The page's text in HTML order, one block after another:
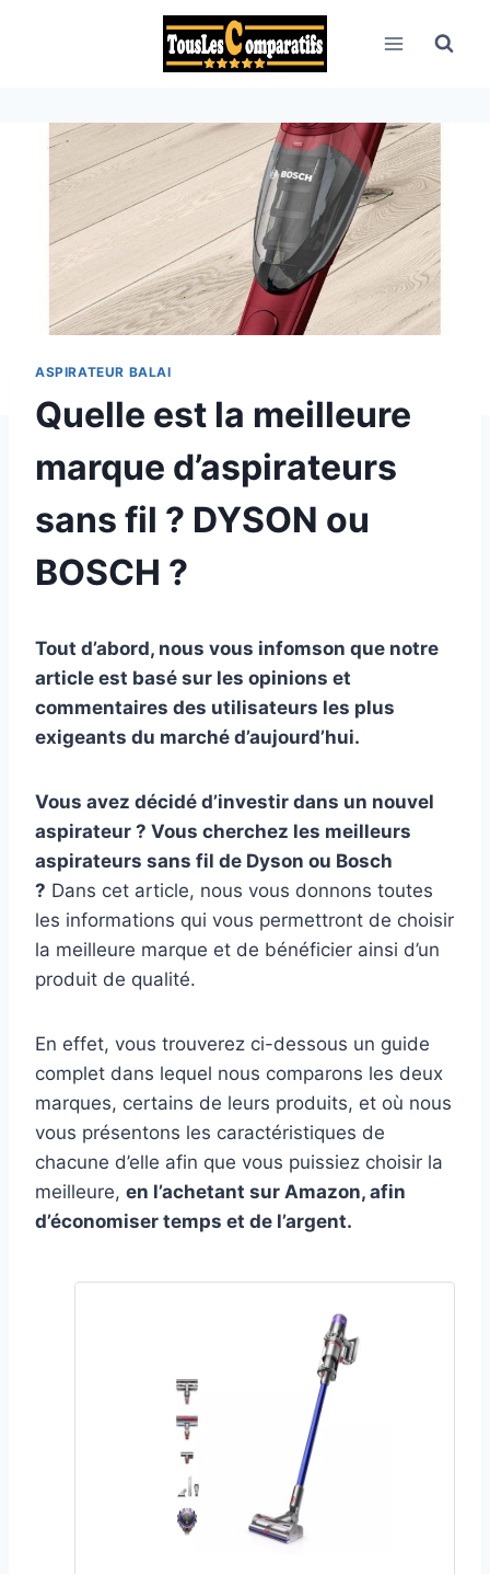
ASPIRATEUR BALAI
Quelle est la meilleure
marque d’aspirateurs
sans fil ? DYSON ou
BOSCH ?
Tout d’abord, nous vous infomson que notre
article est basé sur les opinions et
commentaires des utilisateurs les plus
exigeants du marché d’aujourd’hui.
Vous avez décidé d’investir dans un nouvel
aspirateur ? Vous cherchez les meilleurs
aspirateurs sans fil de Dyson ou Bosch
? Dans cet article, nous vous donnons toutes
les informations qui vous permettront de choisir
la meilleure marque et de bénéficier ainsi d’un
produit de qualité.
En effet, vous trouverez ci-dessous un guide
complet dans lequel nous comparons les deux
marques, certains de leurs produits, et où nous
vous présentons les caractéristiques de
chacune d’elle afin que vous puissiez choisir la
meilleure, en l’achetant sur Amazon, afin
d’économiser temps et de l’argent.